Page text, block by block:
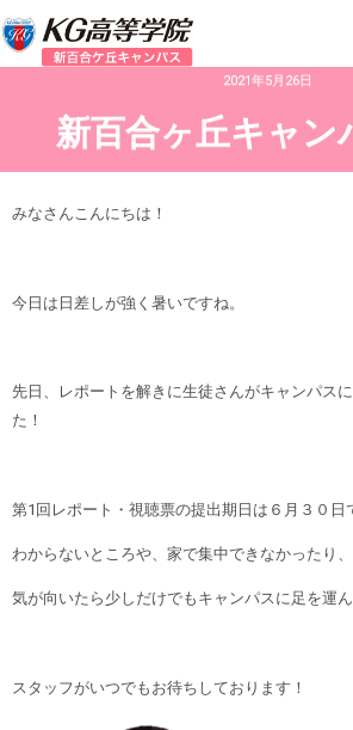
2021年5月26日
新百合ヶ丘キャン
みなさんこんにちは！
今日は日差しが強く暑いですね。
先日、レポートを解きに生徒さんがキャンパス
た！
第1回レポート・視聴票の提出期日は６月３０日
わからないところや、家で集中できなかったり、
気が向いたら少しだけでもキャンパスに足を運ん
スタッフがいつでもお待ちしております！